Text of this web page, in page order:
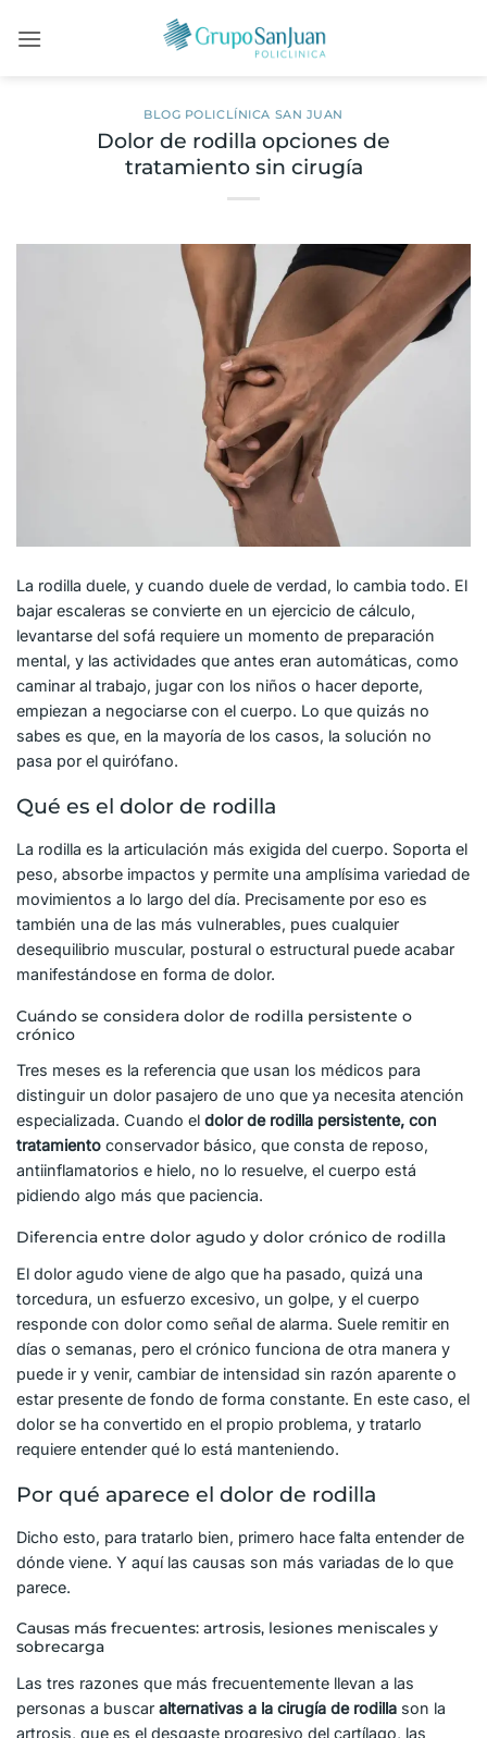
BLOG POLICLÍNICA SAN JUAN
Dolor de rodilla opciones de
tratamiento sin cirugía
La rodilla duele, y cuando duele de verdad, lo cambia todo. El
bajar escaleras se convierte en un ejercicio de cálculo,
levantarse del sofá requiere un momento de preparación
mental, y las actividades que antes eran automáticas, como
caminar al trabajo, jugar con los niños o hacer deporte,
empiezan a negociarse con el cuerpo. Lo que quizás no
sabes es que, en la mayoría de los casos, la solución no
pasa por el quirófano.
Qué es el dolor de rodilla
La rodilla es la articulación más exigida del cuerpo. Soporta el
peso, absorbe impactos y permite una amplísima variedad de
movimientos a lo largo del día. Precisamente por eso es
también una de las más vulnerables, pues cualquier
desequilibrio muscular, postural o estructural puede acabar
manifestándose en forma de dolor.
Cuándo se considera dolor de rodilla persistente o
crónico
Tres meses es la referencia que usan los médicos para
distinguir un dolor pasajero de uno que ya necesita atención
especializada. Cuando el dolor de rodilla persistente, con
tratamiento conservador básico, que consta de reposo,
antiinflamatorios e hielo, no lo resuelve, el cuerpo está
pidiendo algo más que paciencia.
Diferencia entre dolor agudo y dolor crónico de rodilla
El dolor agudo viene de algo que ha pasado, quizá una
torcedura, un esfuerzo excesivo, un golpe, y el cuerpo
responde con dolor como señal de alarma. Suele remitir en
días o semanas, pero el crónico funciona de otra manera y
puede ir y venir, cambiar de intensidad sin razón aparente o
estar presente de fondo de forma constante. En este caso, el
dolor se ha convertido en el propio problema, y tratarlo
requiere entender qué lo está manteniendo.
Por qué aparece el dolor de rodilla
Dicho esto, para tratarlo bien, primero hace falta entender de
dónde viene. Y aquí las causas son más variadas de lo que
parece.
Causas más frecuentes: artrosis, lesiones meniscales y
sobrecarga
Las tres razones que más frecuentemente llevan a las
personas a buscar alternativas a la cirugía de rodilla son la
artrosis, que es el desgaste progresivo del cartílago, las